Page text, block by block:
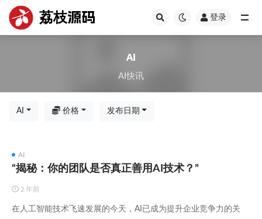
荔枝源码 登录
AI
AI快讯
AI 价格 发布日期
AI
“揭秘：你的团队是否真正善用AI技术？”
2 年前
在人工智能技术飞速发展的今天，AI已成为提升企业竞争力的关